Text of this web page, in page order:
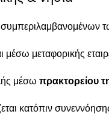
συμπεριλαμβανομένων
μεταφορικής
μέσω πρακτορείου
κατόπιν